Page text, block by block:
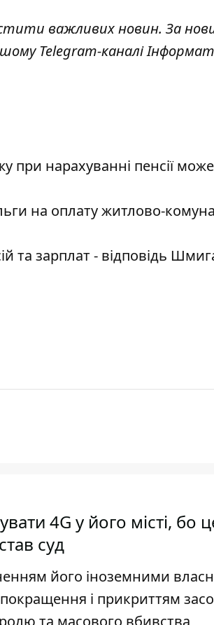
важливих новин. За
Telegram-каналі
при нарахуванні пенсії може
на оплату житлово-
та зарплат - відповідь
4G у його місті, бо
суд
його іноземними
і прикриттям